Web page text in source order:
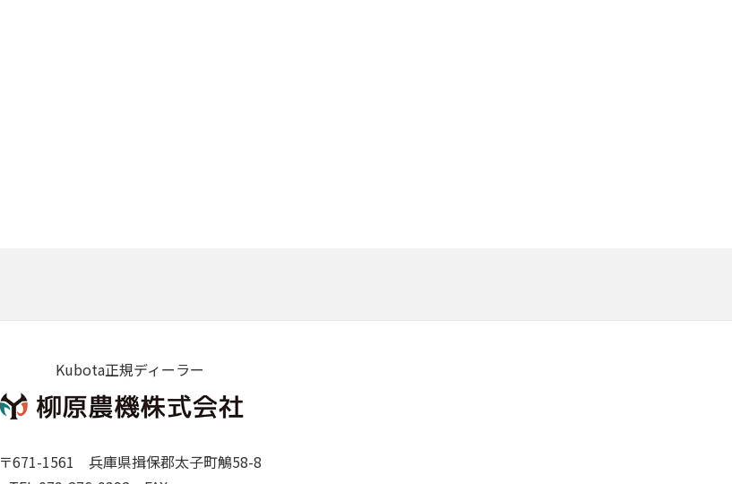
Kubota正規ディーラー
〒671-1561 兵庫県揖保郡太子町鵤58-8